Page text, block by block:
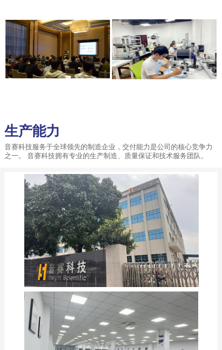
生产能力
音赛科技服务于全球领先的制造企业，交付能力是公司的核心竞争力
之一。 音赛科技拥有专业的生产制造、质量保证和技术服务团队。